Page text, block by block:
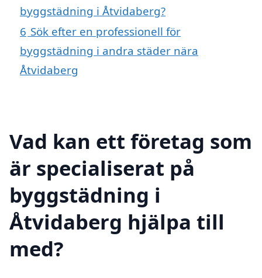
byggstädning i Åtvidaberg?
6 Sök efter en professionell för
byggstädning i andra städer nära
Åtvidaberg
Vad kan ett företag som
är specialiserat på
byggstädning i
Åtvidaberg hjälpa till
med?